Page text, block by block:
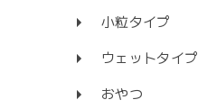
小粒タイプ
ウェットタイプ
おやつ